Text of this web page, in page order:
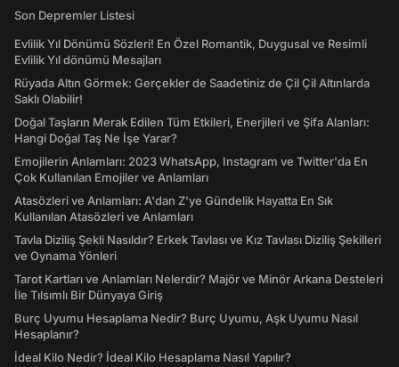
Son Depremler Listesi
Evlilik Yıl Dönümü Sözleri! En Özel Romantik, Duygusal ve Resimli
Evlilik Yıl dönümü Mesajları
Rüyada Altın Görmek: Gerçekler de Saadetiniz de Çil Çil Altınlarda
Saklı Olabilir!
Doğal Taşların Merak Edilen Tüm Etkileri, Enerjileri ve Şifa Alanları:
Hangi Doğal Taş Ne İşe Yarar?
Emojilerin Anlamları: 2023 WhatsApp, Instagram ve Twitter'da En
Çok Kullanılan Emojiler ve Anlamları
Atasözleri ve Anlamları: A'dan Z'ye Gündelik Hayatta En Sık
Kullanılan Atasözleri ve Anlamları
Tavla Diziliş Şekli Nasıldır? Erkek Tavlası ve Kız Tavlası Diziliş Şekilleri
ve Oynama Yönleri
Tarot Kartları ve Anlamları Nelerdir? Majör ve Minör Arkana Desteleri
İle Tılsımlı Bir Dünyaya Giriş
Burç Uyumu Hesaplama Nedir? Burç Uyumu, Aşk Uyumu Nasıl
Hesaplanır?
İdeal Kilo Nedir? İdeal Kilo Hesaplama Nasıl Yapılır?